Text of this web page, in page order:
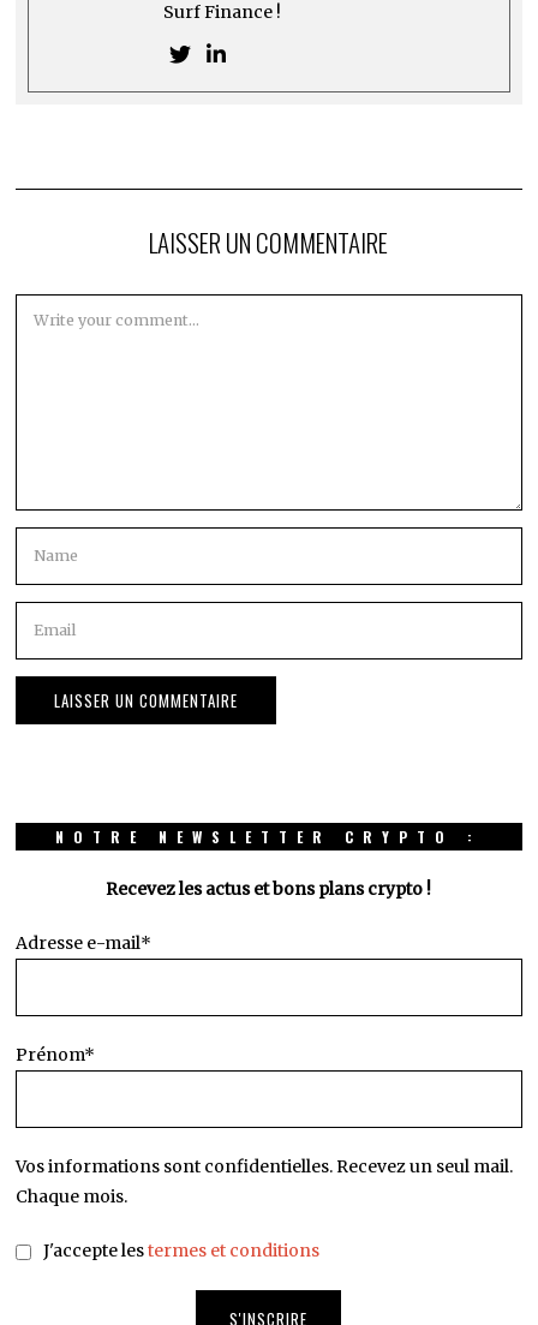
Surf Finance !
LAISSER UN COMMENTAIRE
NOTRE NEWSLETTER CRYPTO :
Recevez les actus et bons plans crypto !
Adresse e-mail*
Prénom*
Vos informations sont confidentielles. Recevez un seul mail.
Chaque mois.
J'accepte lestermes et conditions